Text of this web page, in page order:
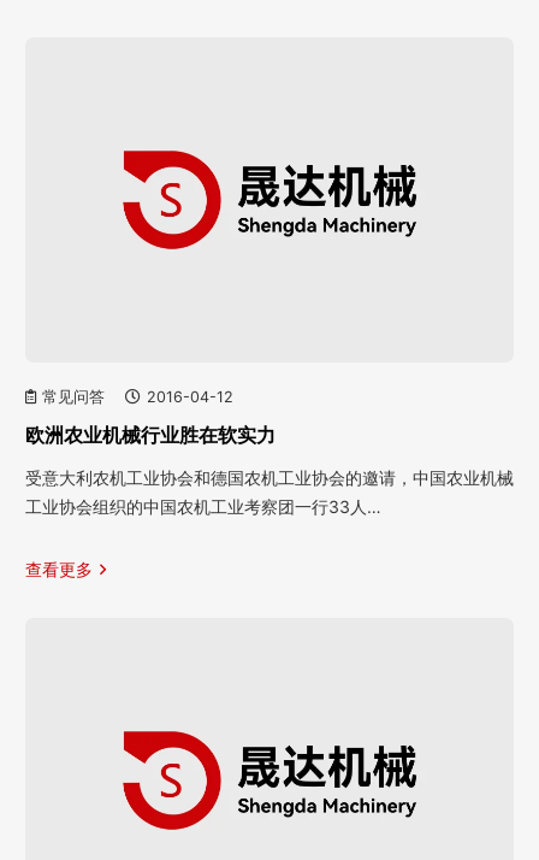
常见问答 2016-04-12
欧洲农业机械行业胜在软实力
受意大利农机工业协会和德国农机工业协会的邀请，中国农业机械
工业协会组织的中国农机工业考察团一行33人…
查看更多